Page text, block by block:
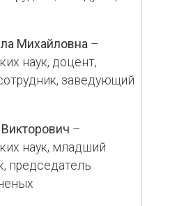
Михайловна –
наук, доцент,
заведующий
–
наук, младший
председатель